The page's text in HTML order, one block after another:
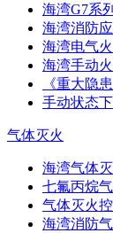
海湾G7系
海湾消防
海湾电气
海湾手动
《重大隐
手动状态
气体灭火
海湾气体
七氟丙烷
气体灭火
海湾消防